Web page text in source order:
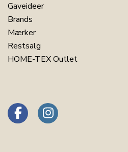
Gaveideer
Brands
Mærker
Restsalg
HOME-TEX Outlet